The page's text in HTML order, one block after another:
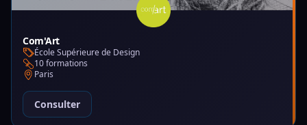
Com'Art
École Supérieure de Design
10 formations
Paris
Consulter